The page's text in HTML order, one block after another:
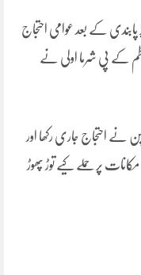
کے بعد عوامی احتجاج
کے پی شرما اولی نے
نے احتجاج جاری رکھا اور
پر حملے کیے توڑ پھوڑ